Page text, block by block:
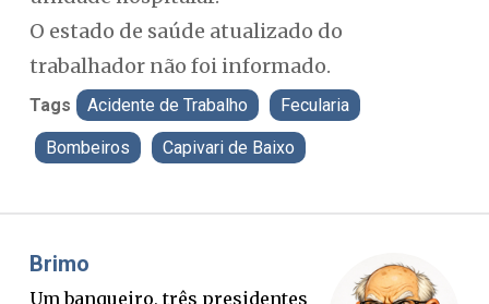
O estado de saúde atualizado do
trabalhador não foi informado.
Tags Acidente de Trabalho Fecularia
Bombeiros Capivari de Baixo
Misael Elias
O Boato corre mais rápido que a